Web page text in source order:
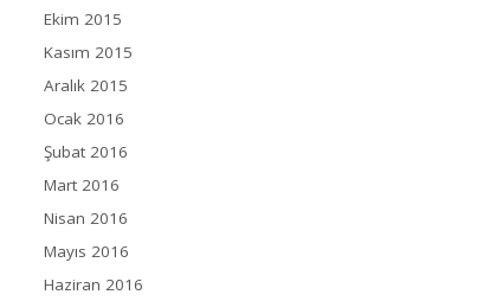
Ekim 2015
Kasım 2015
Aralık 2015
Ocak 2016
Şubat 2016
Mart 2016
Nisan 2016
Mayıs 2016
Haziran 2016